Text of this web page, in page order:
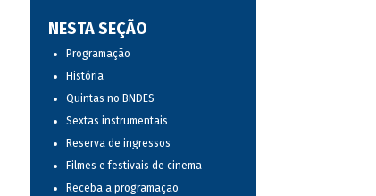
NESTA SEÇÃO
Programação
História
Quintas no BNDES
Sextas instrumentais
Reserva de ingressos
Filmes e festivais de cinema
Receba a programação